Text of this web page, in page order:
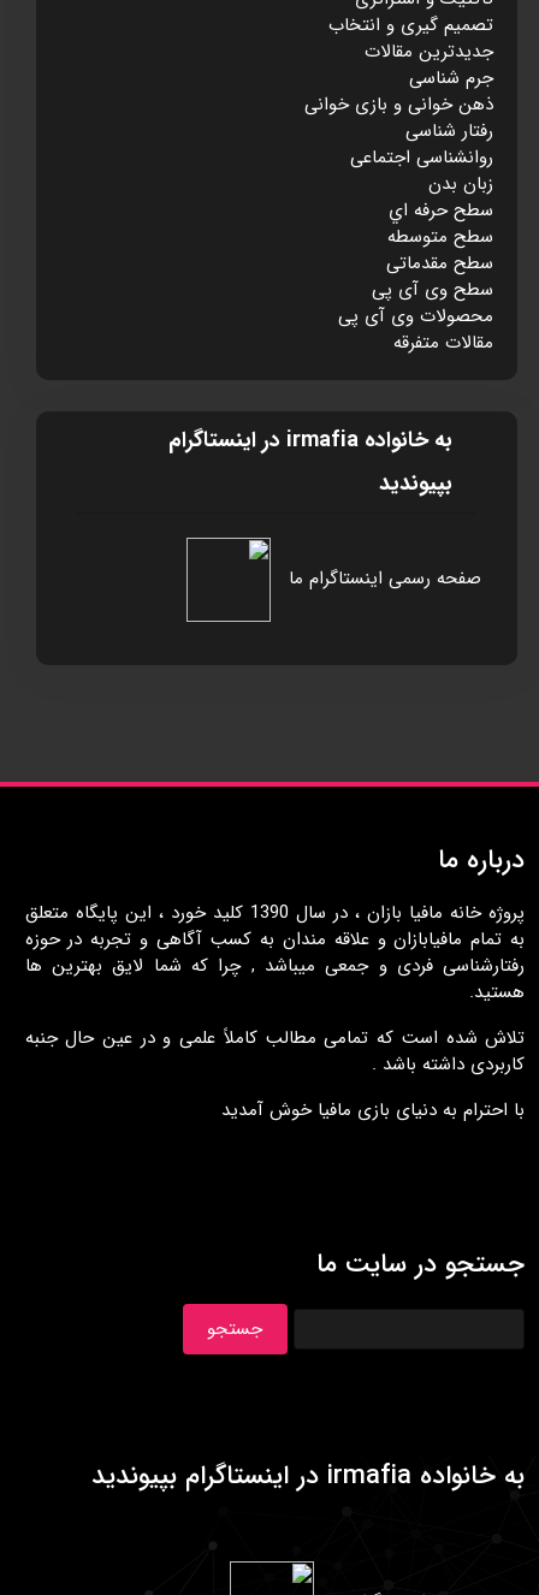
تصميم گيری و انتخاب
جديدترين مقالات
جرم شناسی
ذهن خوانی و بازی خوانی
رفتار شناسی
روانشناسی اجتماعی
زبان بدن
سطح حرفه اي
سطح متوسطه
سطح مقدماتی
سطح وی آی پی
محصولات وی آی پی
مقالات متفرقه
به خانواده irmafia در اينستاگرام
بپيونديد
صفحه رسمی اینستاگرام ما
درباره ما
پروژه خانه مافيا بازان ، در سال 1390 کليد خورد ، اين پايگاه متعلق
به تمام مافيابازان و علاقه مندان به کسب آگاهی و تجربه در حوزه
رفتارشناسی فردی و جمعی ميباشد , چرا که شما لايق بهترين ها
هستيد.
تلاش شده است که تمامی مطالب کاملاً علمی و در عين حال جنبه
کاربردی داشته باشد .
با احترام به دنيای بازی مافيا خوش آمديد
جستجو در سایت ما
به خانواده irmafia در اينستاگرام بپيونديد